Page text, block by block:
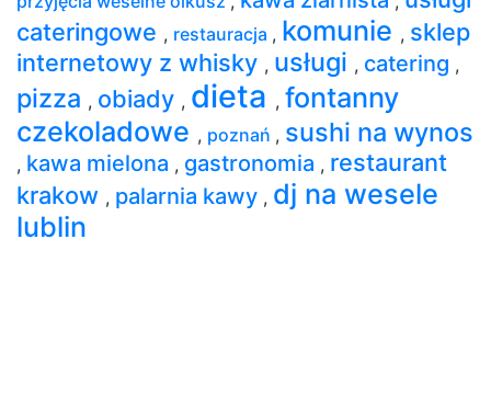
cateringowe , restauracja , komunie , sklep
internetowy z whisky , usługi , catering ,
pizza , obiady , dieta , fontanny
czekoladowe , poznań , sushi na wynos
, kawa mielona , gastronomia , restaurant
krakow , palarnia kawy , dj na wesele
lublin